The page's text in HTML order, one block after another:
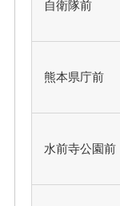
自衛隊前
熊本県庁前
水前寺公園前